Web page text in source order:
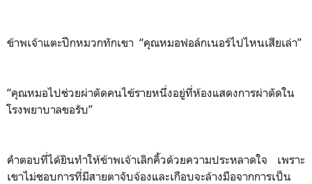
ข้าพเจ้าแตะปีกหมวกทักเขา “คุณหมอฟอล์กเนอร์ไปไหนเสียเล่า”
“คุณหมอไปช่วยผ่าตัดคนไข้รายหนึ่งอยู่ที่ห้องแสดงการผ่าตัดใน
โรงพยาบาลขอรับ”
คำตอบที่ได้ยินทำให้ข้าพเจ้าเลิกคิ้วด้วยความประหลาดใจ เพราะ
เขาไม่ชอบการที่มีสายตาจับจ้องและเกือบจะล้างมือจากการเป็น